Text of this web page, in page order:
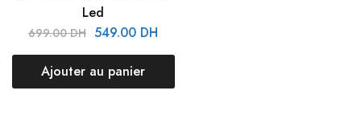
Led
699.00DH 549.00 DH
Ajouter au panier